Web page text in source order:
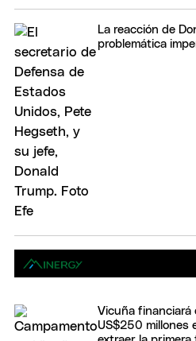
La reacción de
problemática
Vicuña financiará
US$250 millones